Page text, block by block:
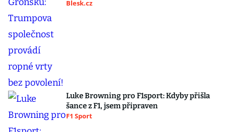
Blesk.cz
Luke Browning pro F1sport: Kdyby přišla
šance z F1, jsem připraven
F1 Sport